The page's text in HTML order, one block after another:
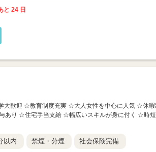
と 24 日
大歓迎 ☆教育制度充実 ☆大人女性を中心に人気 ☆休暇
あり ☆住宅手当支給 ☆幅広いスキルが身に付く ☆時短
以内 禁煙・分煙 社会保険完備